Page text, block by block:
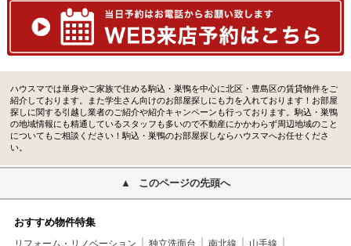
ハウスマでは単身やご家族で住める駒込・巣鴨を中心に北区・豊島区の賃貸物件をご
紹介しております。また学生さん向けのお部屋探しにも力を入れております！お部屋
探しに関する引越し業者のご紹介や紹介キャンペーンも行っております。駒込・巣鴨
の地域情報にも精通しているスタッフも多いので不動産にかかわらず周辺地域のこと
についてもご相談ください！駒込・巣鴨のお部屋探しならハウスマへお任せくださ
い。
このページの先頭へ
おすすめ物件特集
リフォーム・リノベーション 独立洗面台 南北線
山手線